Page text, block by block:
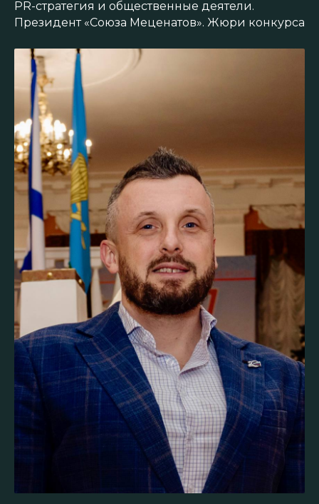
PR-стратегия и общественные деятели.
Президент «Союза Меценатов». Жюри конкурса